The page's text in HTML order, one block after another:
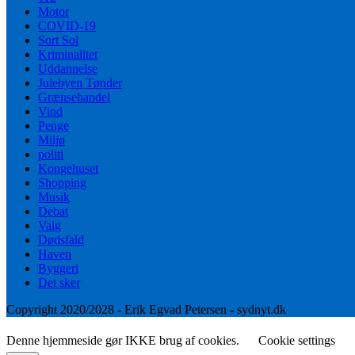
Motor
COVID-19
Sort Sol
Kriminalitet
Uddannelse
Julebyen Tønder
Grænsehandel
Vind
Penge
Miljø
politi
Kongehuset
Shopping
Musik
Debat
Valg
Dødsfald
Haven
Byggeri
Det sker
Copyright 2020/2028 - Erik Egvad Petersen - sydnyt.dk
Denne hjemmeside gør IKKE brug af cookies. Cookie settings